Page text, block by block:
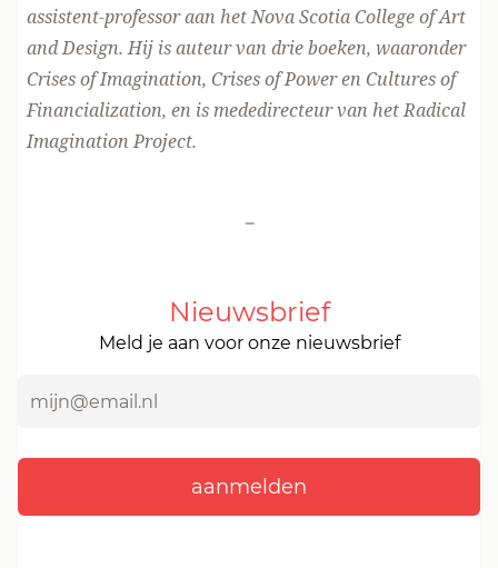
assistent-professor aan het Nova Scotia College of Art
and Design. Hij is auteur van drie boeken, waaronder
Crises of Imagination, Crises of Poweren Cultures of
Financialization, en is mededirecteur van hetRadical
Imagination Project.
-
Nieuwsbrief
Meld je aan voor onze nieuwsbrief